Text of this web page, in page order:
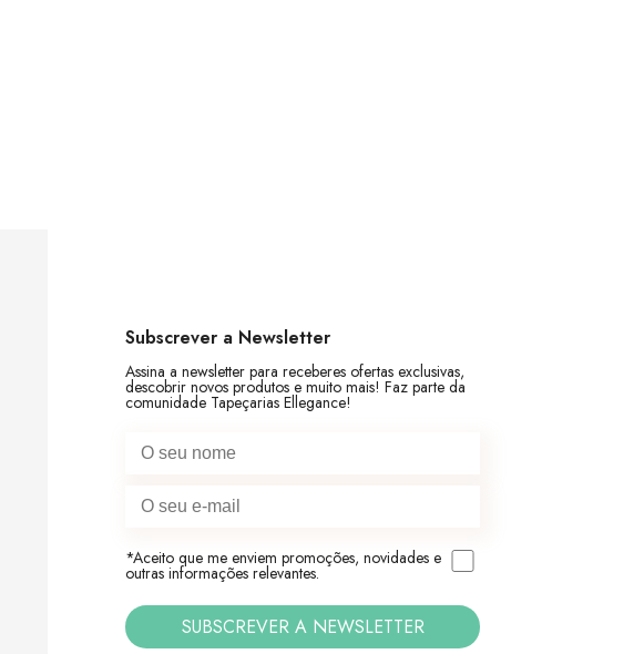
Subscrever a Newsletter
Assina a newsletter para receberes ofertas exclusivas,
descobrir novos produtos e muito mais! Faz parte da
comunidade Tapeçarias Ellegance!
*Aceito que me enviem promoções, novidades e
outras informações relevantes.
SUBSCREVER A NEWSLETTER